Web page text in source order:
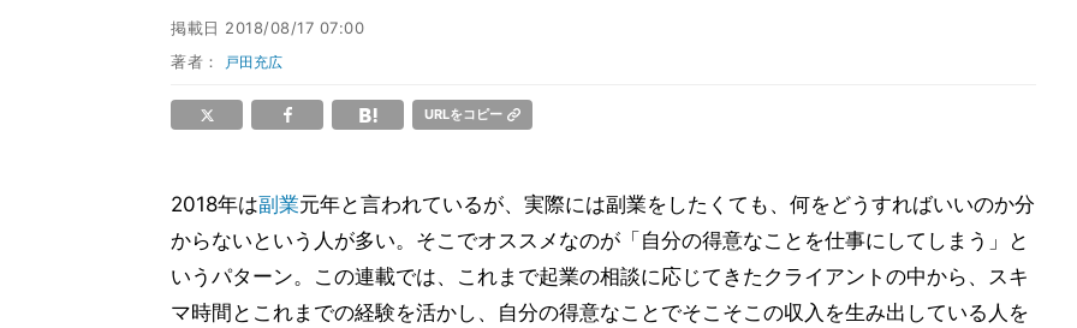
掲載日 2018/08/17 07:00
著者：
戸田充広
URLをコピー
2018年は副業元年と言われているが、実際には副業をしたくても、何をどうすればいいのか分
からないという人が多い。そこでオススメなのが「自分の得意なことを仕事にしてしまう」と
いうパターン。この連載では、これまで起業の相談に応じてきたクライアントの中から、スキ
マ時間とこれまでの経験を活かし、自分の得意なことでそこそこの収入を生み出している人を